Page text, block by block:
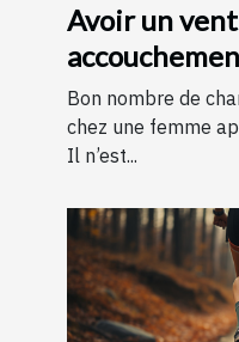
Avoir un
parvenir ?
Bon nombre de
chez une femme
Il n’est...